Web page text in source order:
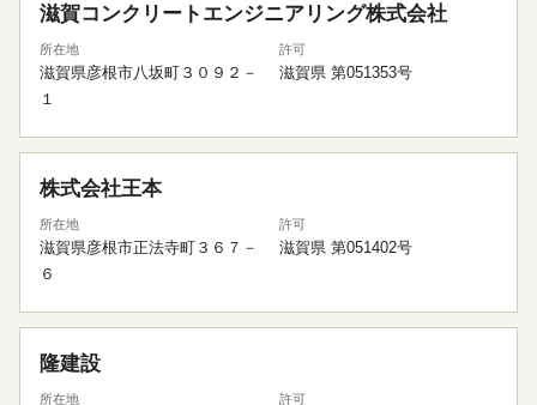
滋賀コンクリートエンジニアリング株式会社
所在地
滋賀県彦根市八坂町３０９２－
１
許可
滋賀県 第051353号
株式会社王本
所在地
滋賀県彦根市正法寺町３６７－
６
許可
滋賀県 第051402号
隆建設
所在地 許可